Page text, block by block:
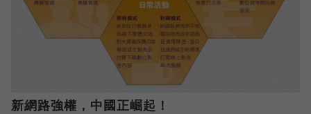
新網路強權，中國正崛起！